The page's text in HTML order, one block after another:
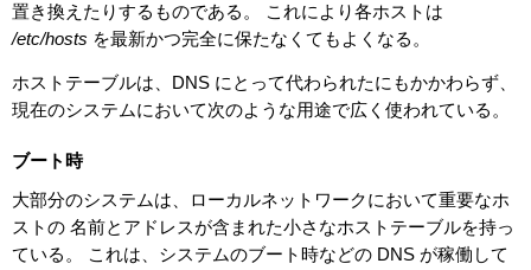
置き換えたりするものである。 これにより各ホストは
/etc/hosts を最新かつ完全に保たなくてもよくなる。
ホストテーブルは、DNS にとって代わられたにもかかわらず、
現在のシステムにおいて次のような用途で広く使われている。
ブート時
大部分のシステムは、ローカルネットワークにおいて重要なホ
ストの 名前とアドレスが含まれた小さなホストテーブルを持っ
ている。 これは、システムのブート時などの DNS が稼働して